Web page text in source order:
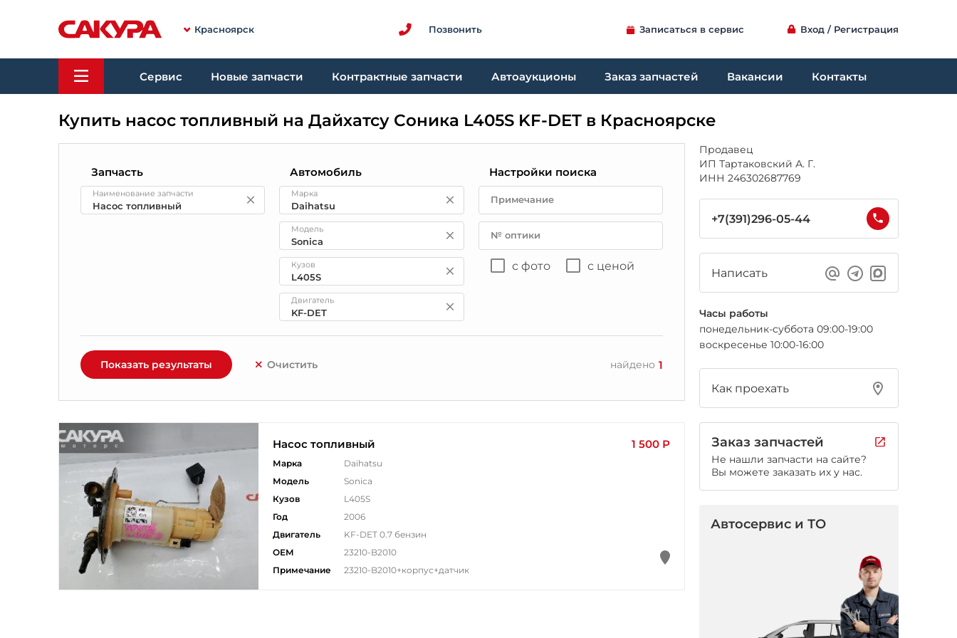
Красноярск Позвонить Записаться в сервис Вход / Регистрация
Сервис Новые запчасти Контрактные запчасти Автоаукционы Заказ запчастей Вакансии Контакты
Купить насос топливный на Дайхатсу Соника L405S KF-DET в Красноярске
Запчасть
Наименование запчасти
Автомобиль
Марка
Модель
Кузов
Двигатель
Настройки поиска
Примечание
№ оптики
с фото с ценой
Показать результаты Очистить найдено 1
Насос топливный 1 500 Р
Марка
Daihatsu
Модель
Sonica
Кузов
L405S
Год
2006
Двигатель
KF-DET 0.7 бензин
ОЕМ
23210-B2010
Примечание
23210-B2010+корпус+датчик
Продавец
ИП Тартаковский А. Г.
ИНН 246302687769
+7(391)296-05-44
Написать
Часы работы
понедельник-суббота 09:00-19:00
воскресенье 10:00-16:00
Как проехать
Заказ запчастей
Не нашли запчасти на сайте?
Вы можете заказать их у нас.
Автосервис и ТО